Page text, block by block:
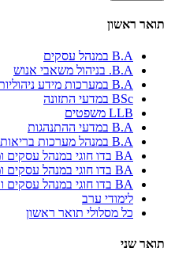
תואר ראשון
B.A במנהל עסקים
B.A. בניהול משאבי אנוש
B.A במערכות מידע ניהוליות
BSc במדעי התזונה
LLB משפטים
B.A במדעי ההתנהגות
B.A במנהל מערכות בריאות
BA בדו חוגי במנהל עסקים ומדעי התנהגות
BA בדו חוגי במנהל עסקים ומערכות מידע ניהוליות
BA בדו חוגי במנהל עסקים ותקשורת
לימודי ערב
כל מסלולי תואר ראשון
תואר שני